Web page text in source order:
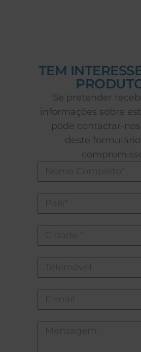
TEM
Se pretender
informações sobre
pode contactar-
deste